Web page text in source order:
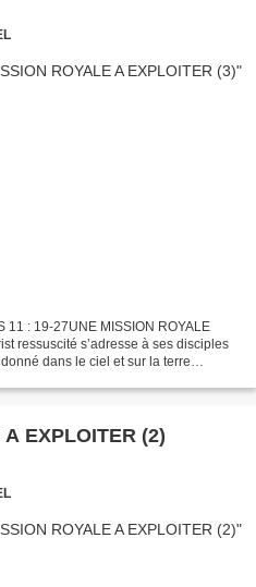
11 : 19-27UNE MISSION ROYALE
ressuscité s’adresse à ses disciples
dans le ciel et sur la terre
EXPLOITER (2)